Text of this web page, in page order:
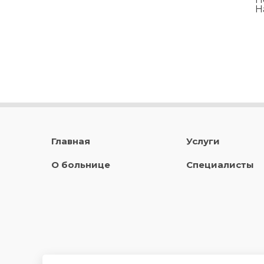
Главная
О больнице
Услуги
Специалисты